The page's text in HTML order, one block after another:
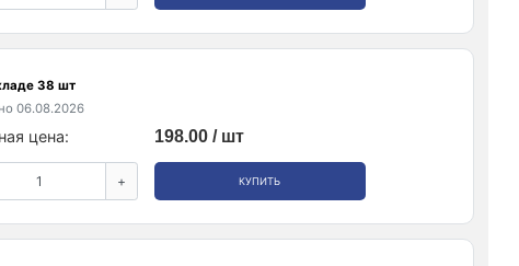
38 шт
06.08.2026
цена: 198.00 / шт
+ КУПИТЬ